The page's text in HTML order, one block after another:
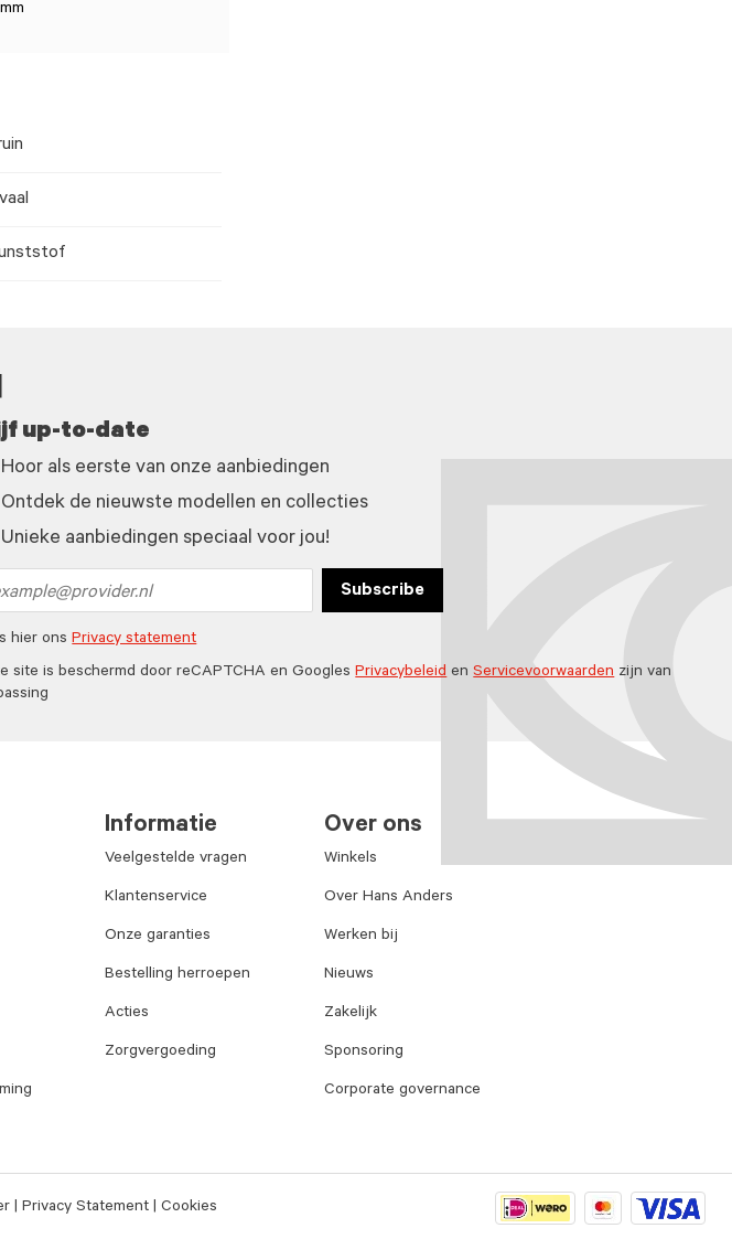
up-to-date
Hoor als eerste van onze aanbiedingen
Ontdek de nieuwste modellen en collecties
Unieke aanbiedingen speciaal voor jou!
Subscribe
hier onsPrivacy statement
site is beschermd door reCAPTCHA en GooglesPrivacybeleidenServicevoorwaardenzijn van
Informatie
Veelgestelde vragen
Klantenservice
Onze garanties
Bestelling herroepen
Acties
Zorgvergoeding
Over ons
Winkels
Over Hans Anders
Werken bij
Nieuws
Zakelijk
Sponsoring
Corporate governance
Privacy Statement Cookies